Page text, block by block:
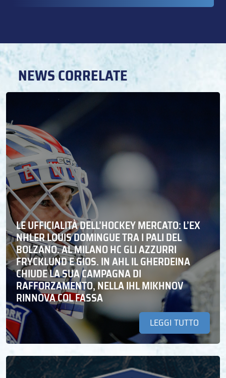
NEWS CORRELATE
LE UFFICIALITÀ DELL’HOCKEY MERCATO: L’EX
NHLER LOUIS DOMINGUE TRA I PALI DEL
BOLZANO. AL MILANO HC GLI AZZURRI
FRYCKLUND E GIOS. IN AHL IL GHERDEINA
CHIUDE LA SUA CAMPAGNA DI
RAFFORZAMENTO, NELLA IHL MIKHNOV
RINNOVA COL FASSA
LEGGI TUTTO